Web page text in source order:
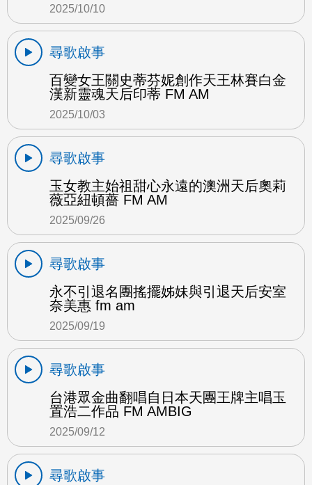
2025/10/10
尋歌啟事
百變女王關史蒂芬妮創作天王林賽白金
漢新靈魂天后印蒂 FM AM
2025/10/03
尋歌啟事
玉女教主始祖甜心永遠的澳洲天后奧莉
薇亞紐頓薔 FM AM
2025/09/26
尋歌啟事
永不引退名團搖擺姊妹與引退天后安室
奈美惠 fm am
2025/09/19
尋歌啟事
台港眾金曲翻唱自日本天團王牌主唱玉
置浩二作品 FM AMBIG
2025/09/12
尋歌啟事